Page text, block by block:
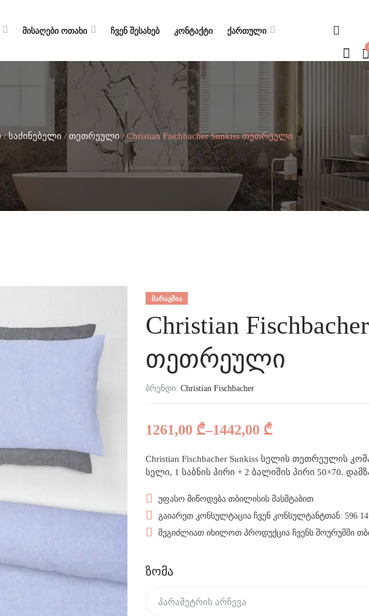
ᲛᲘᲡᲐᲦᲔᲑᲘ ᲝᲗᲐᲮᲘ ᲩᲕᲔᲜ ᲨᲔᲡᲐᲮᲔᲑ ᲙᲝᲜᲢᲐᲥᲢᲘ ᲥᲐᲠᲗᲣᲚᲘ
/საძინებელი / თეთრეული / Christian Fischbacher Sunkiss Თეთრეული
ᲛᲐᲠᲐᲒᲨᲘᲐ
Christian
თეთრეული
ბრენდი: Christian Fischbacher
1261,00 ₾–1442,00 ₾
Christian Fischbacher Sunkiss სელის თეთრეულის
სელი, 1 საბნის პირი + 2 ბალიშის პირი 50×70.
უფასო მიწოდება თბილისის მასშტაბით
გაიარეთ კონსულტაცია ჩვენ კონსულტანტთან: 596 14
შეგიძლიათ იხილოთ პროდუქცია ჩვენს შოურუმში
ზომა